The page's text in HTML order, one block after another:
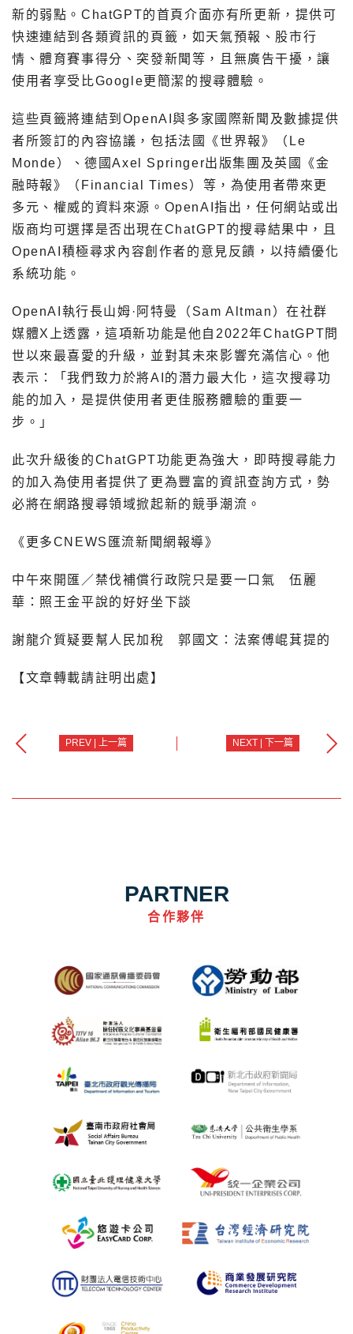
新的弱點。ChatGPT的首頁介面亦有所更新，提供可
快速連結到各類資訊的頁籤，如天氣預報、股市行
情、體育賽事得分、突發新聞等，且無廣告干擾，讓
使用者享受比Google更簡潔的搜尋體驗。
這些頁籤將連結到OpenAI與多家國際新聞及數據提供
者所簽訂的內容協議，包括法國《世界報》（Le
Monde）、德國Axel Springer出版集團及英國《金
融時報》（Financial Times）等，為使用者帶來更
多元、權威的資料來源。OpenAI指出，任何網站或出
版商均可選擇是否出現在ChatGPT的搜尋結果中，且
OpenAI積極尋求內容創作者的意見反饋，以持續優化
系統功能。
OpenAI執行長山姆·阿特曼（Sam Altman）在社群
媒體X上透露，這項新功能是他自2022年ChatGPT問
世以來最喜愛的升級，並對其未來影響充滿信心。他
表示：「我們致力於將AI的潛力最大化，這次搜尋功
能的加入，是提供使用者更佳服務體驗的重要一
步。」
此次升級後的ChatGPT功能更為強大，即時搜尋能力
的加入為使用者提供了更為豐富的資訊查詢方式，勢
必將在網路搜尋領域掀起新的競爭潮流。
《更多CNEWS匯流新聞網報導》
中午來開匯／禁伐補償行政院只是要一口氣 伍麗
華：照王金平說的好好坐下談
謝龍介質疑要幫人民加稅 郭國文：法案傅崐萁提的
【文章轉載請註明出處】
PREV | 上一篇 NEXT | 下一篇
PARTNER
合作夥伴